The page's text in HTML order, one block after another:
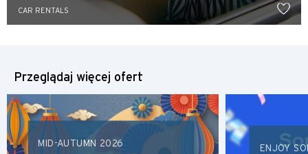
CAR RENTALS
Przeglądaj więcej ofert
MID-AUTUMN 2026
ENJOY
S
Singapur